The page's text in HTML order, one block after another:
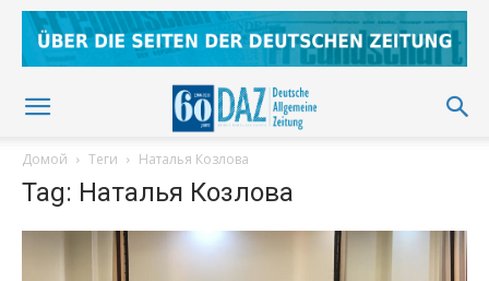
Домой Теги Наталья Козлова
Tag: Наталья Козлова